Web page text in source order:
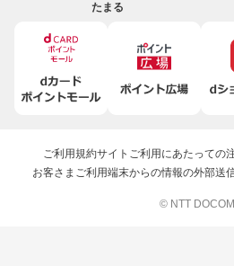
たまる
ご利用規約サイトご利用にあたっての
お客さまご利用端末からの情報の外部送
© NTT